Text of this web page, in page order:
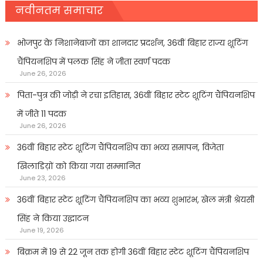
नवीनतम समाचार
भोजपुर के निशानेबाजों का शानदार प्रदर्शन, 36वीं बिहार राज्य शूटिंग
चैंपियनशिप में पलक सिंह ने जीता स्वर्ण पदक
June 26, 2026
पिता-पुत्र की जोड़ी ने रचा इतिहास, 36वीं बिहार स्टेट शूटिंग चैंपियनशिप
में जीते 11 पदक
June 26, 2026
36वीं बिहार स्टेट शूटिंग चैंपियनशिप का भव्य समापन, विजेता
खिलाडिय़ों को किया गया सम्मानित
June 23, 2026
36वीं बिहार स्टेट शूटिंग चैंपियनशिप का भव्य शुभारंभ, खेल मंत्री श्रेयसी
सिंह ने किया उद्घाटन
June 19, 2026
बिक्रम में 19 से 22 जून तक होगी 36वीं बिहार स्टेट शूटिंग चैंपियनशिप